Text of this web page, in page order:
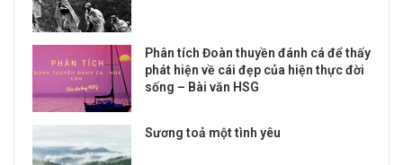
Phân tích Đoàn thuyền đánh cá để thấy
phát hiện về cái đẹp của hiện thực đời
sống – Bài văn HSG
Sương toả một tình yêu